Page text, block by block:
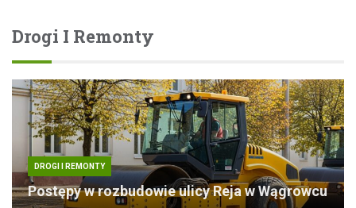
Drogi I Remonty
DROGI I REMONTY
Postępy w rozbudowie ulicy Reja w Wągrowcu